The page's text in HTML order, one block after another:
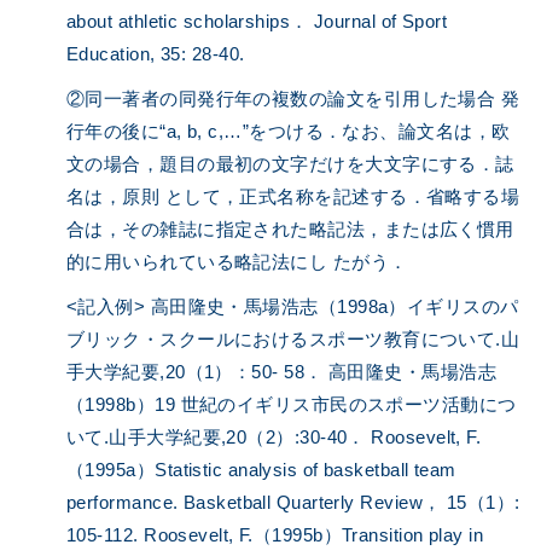
about athletic scholarships． Journal of Sport
Education, 35: 28-40.
②同一著者の同発行年の複数の論文を引用した場合 発
行年の後に“a, b, c,…”をつける．なお、論文名は，欧
文の場合，題目の最初の文字だけを大文字にする．誌
名は，原則 として，正式名称を記述する．省略する場
合は，その雑誌に指定された略記法，または広く慣用
的に用いられている略記法にし たがう．
<記入例> 高田隆史・馬場浩志（1998a）イギリスのパ
ブリック・スクールにおけるスポーツ教育について.山
手大学紀要,20（1）：50- 58． 高田隆史・馬場浩志
（1998b）19 世紀のイギリス市民のスポーツ活動につ
いて.山手大学紀要,20（2）:30-40． Roosevelt, F.
（1995a）Statistic analysis of basketball team
performance. Basketball Quarterly Review， 15（1）:
105-112. Roosevelt, F.（1995b）Transition play in